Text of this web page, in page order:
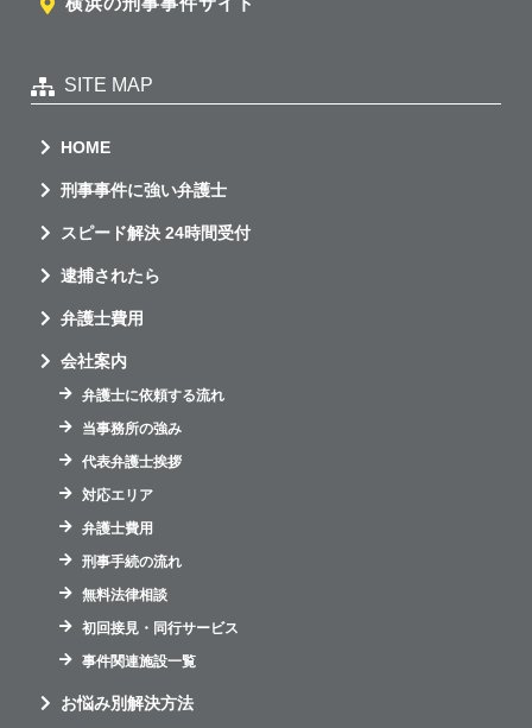
SITE MAP
HOME
刑事事件に強い弁護士
スピード解決 24時間受付
逮捕されたら
弁護士費用
会社案内
弁護士に依頼する流れ
当事務所の強み
代表弁護士挨拶
対応エリア
弁護士費用
刑事手続の流れ
無料法律相談
初回接見・同行サービス
事件関連施設一覧
お悩み別解決方法